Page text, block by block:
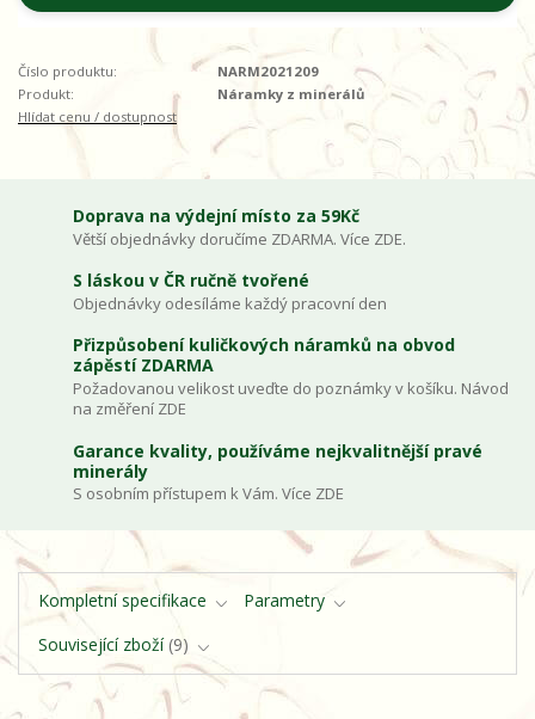
Číslo produktu:
NARM2021209
Produkt:
Náramky z minerálů
Hlídat cenu / dostupnost
Doprava na výdejní místo za 59Kč
Větší objednávky doručíme ZDARMA. Více ZDE.
S láskou v ČR ručně tvořené
Objednávky odesíláme každý pracovní den
Přizpůsobení kuličkových náramků na obvod
zápěstí ZDARMA
Požadovanou velikost uveďte do poznámky v košíku. Návod
na změření ZDE
Garance kvality, používáme nejkvalitnější pravé
minerály
S osobním přístupem k Vám. Více ZDE
Kompletní specifikace
Parametry
Související zboží 9